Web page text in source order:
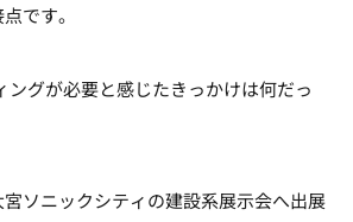
です。
ングが必要と感じたきっかけは何だっ
宮ソニックシティの建設系展示会へ出展